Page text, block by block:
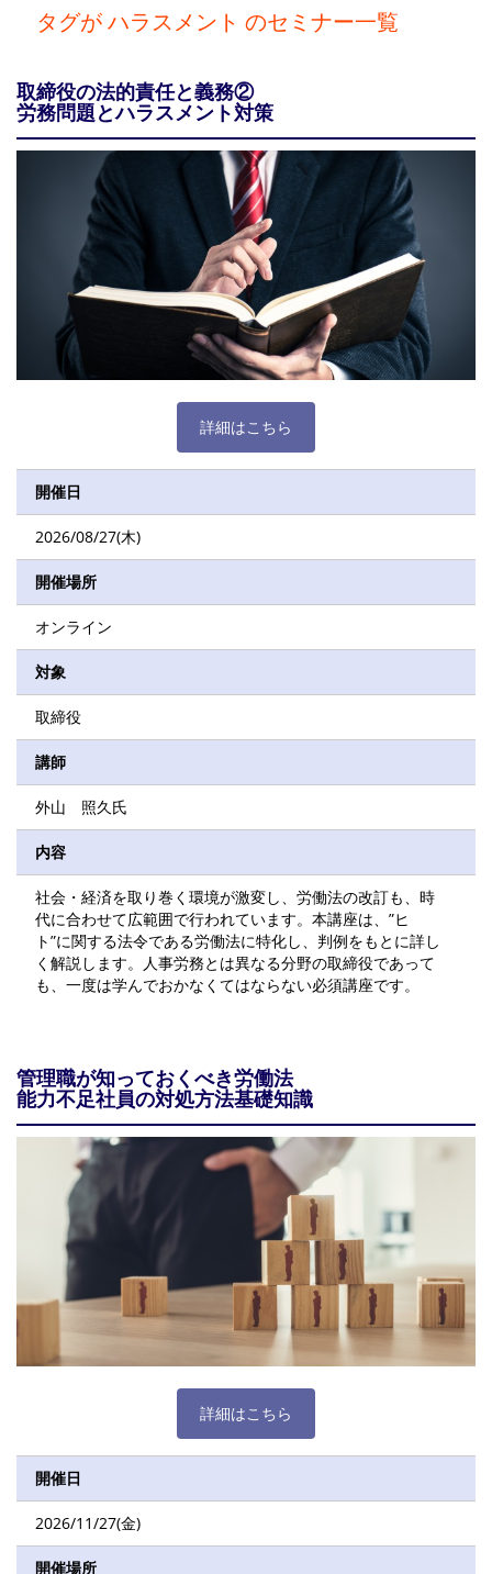
タグが ハラスメント のセミナー一覧
取締役の法的責任と義務②
労務問題とハラスメント対策
詳細はこちら
開催日
2026/08/27(木)
開催場所
オンライン
対象
取締役
講師
外山 照久氏
内容
社会・経済を取り巻く環境が激変し、労働法の改訂も、時
代に合わせて広範囲で行われています。本講座は、”ヒ
ト”に関する法令である労働法に特化し、判例をもとに詳し
く解説します。人事労務とは異なる分野の取締役であって
も、一度は学んでおかなくてはならない必須講座です。
管理職が知っておくべき労働法
能力不足社員の対処方法基礎知識
詳細はこちら
開催日
2026/11/27(金)
開催場所